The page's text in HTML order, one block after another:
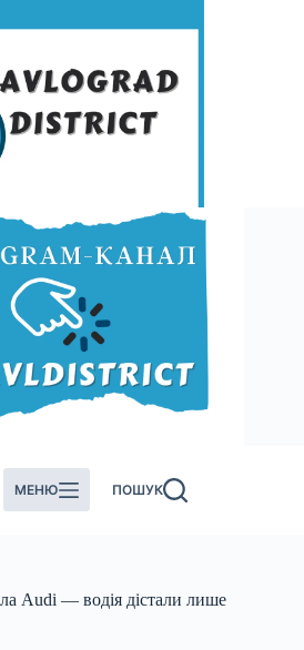
МЕНЮ ПОШУК
Audi — водія дістали лише